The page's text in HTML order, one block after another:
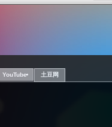
YouTube 土豆网